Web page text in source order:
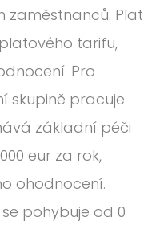
zaměstnanců. Plat
tarifu,
Pro
skupině pracuje
základní péči
eur za rok,
ohodnocení.
pohybuje od 0